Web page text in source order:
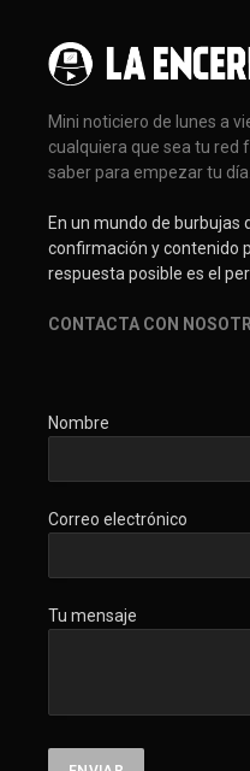
Mini noticiero de lunes a
cualquiera que sea tu red
saber para empezar tu día.
En un mundo de
confirmación y contenido
respuesta posible es el
CONTACTA CON
Nombre
Correo electrónico
Tu mensaje